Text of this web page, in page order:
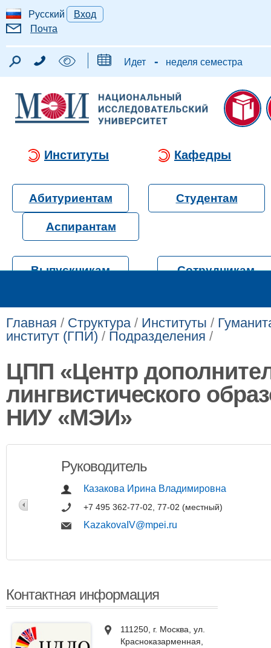
Русский
Вход
Почта
Идет - неделя семестра
Институты Кафедры
Абитуриентам Студентам
Аспирантам
Выпускникам Сотрудникам
Главная / Структура/ Институты /
институт (ГПИ) / Подразделения /
ЦПП «Центр
лингвистического
НИУ «МЭИ»
Руководитель
Казакова Ирина Владимировна
+7 495 362-77-02, 77-02 (местный)
KazakovaIV@mpei.ru
Контактная информация
111250, г. Москва, ул.
Красноказарменная,